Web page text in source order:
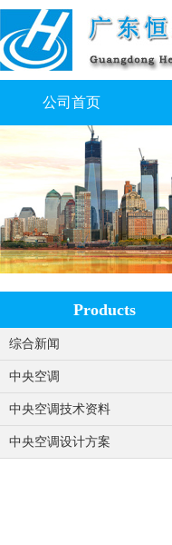
公司首页
Products
综合新闻
中央空调
中央空调技术资料
中央空调设计方案